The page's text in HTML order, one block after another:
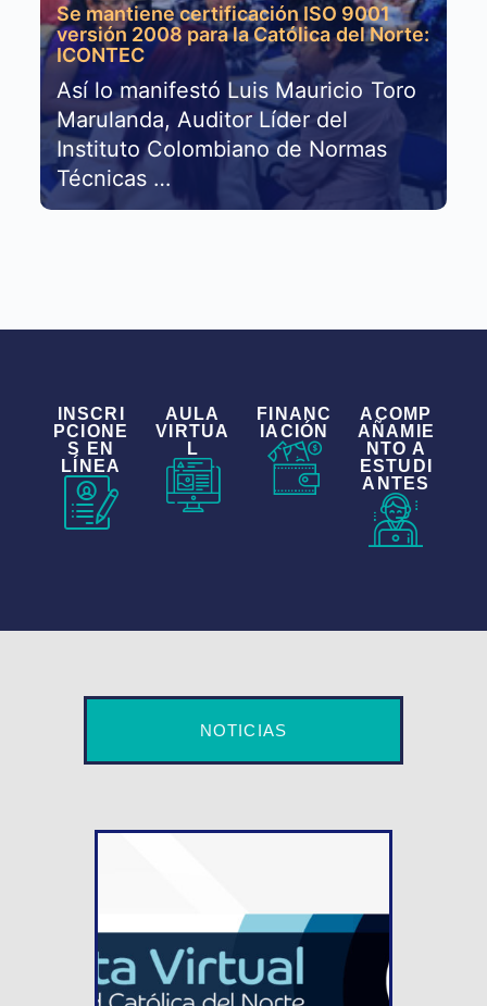
Se mantiene certificación ISO 9001
versión 2008 para la Católica del Norte:
ICONTEC
Así lo manifestó Luis Mauricio Toro
Marulanda, Auditor Líder del
Instituto Colombiano de Normas
Técnicas …
INSCRI
PCIONE
S EN
LÍNEA
AULA
VIRTUA
L
FINANC
IACIÓN
ACOMP
AÑAMIE
NTO A
ESTUDI
ANTES
NOTICIAS